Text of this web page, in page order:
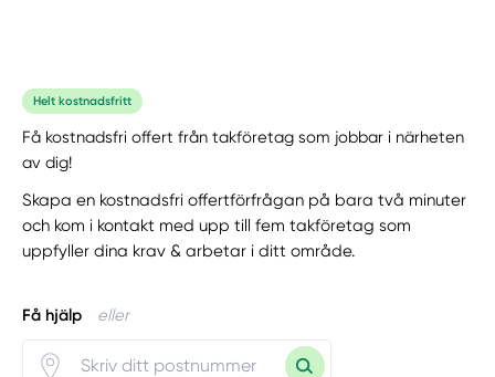
Helt kostnadsfritt
Få kostnadsfri offert från takföretag som jobbar i närheten
av dig!
Skapa en kostnadsfri offertförfrågan på bara två minuter
och kom i kontakt med upp till fem takföretag som
uppfyller dina krav & arbetar i ditt område.
Få hjälp eller